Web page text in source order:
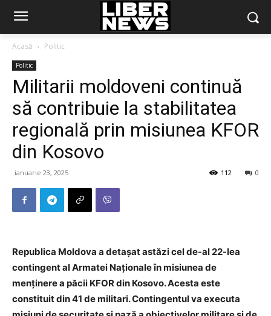
Acasă Politic
Politic
Militarii moldoveni continuă
să contribuie la stabilitatea
regională prin misiunea KFOR
din Kosovo
ianuarie 23, 2025 0
112
Republica Moldova a detașat astăzi cel de-al 22-lea
contingent al Armatei Naționale în misiunea de
menținere a păcii KFOR din Kosovo. Acesta este
constituit din 41 de militari. Contingentul va executa